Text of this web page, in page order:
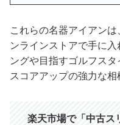
これらの名器アイアン
ンラインストアで手に
ングや目指すゴルフスタ
スコアアップの強力な相
楽天市場で「中古ス